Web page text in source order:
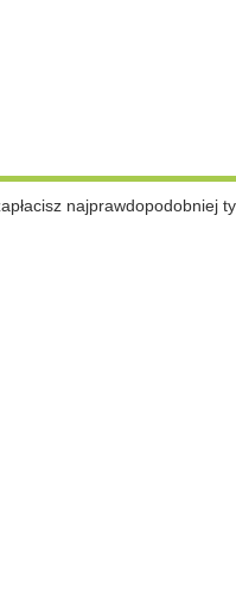
najprawdopodobniej